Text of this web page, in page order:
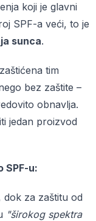
koji je glavni
SPF-a veći, to je
sunca.
tim
bez zaštite –
obnavlja.
jedan proizvod
SPF-u:
dok za zaštitu od
"širokog spektra